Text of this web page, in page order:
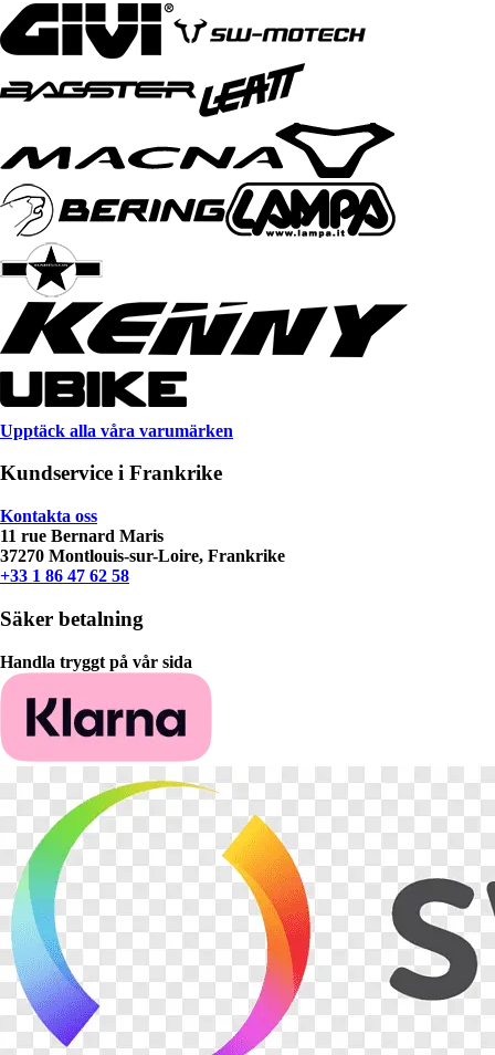
Upptäck alla våra varumärken
Kundservice i Frankrike
Kontakta oss
11 rue Bernard Maris
37270 Montlouis-sur-Loire, Frankrike
+33 1 86 47 62 58
Säker betalning
Handla tryggt på vår sida